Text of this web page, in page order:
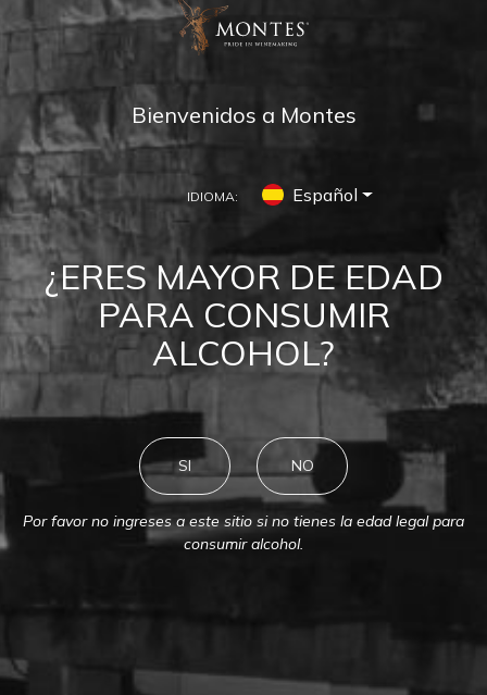
Bienvenidos a Montes
IDIOMA: Español
¿ERES MAYOR DE EDAD
PARA CONSUMIR
ALCOHOL?
SI NO
Por favor no ingreses a este sitio si no tienes la edad legal para
consumir alcohol.
MONTES NEWS